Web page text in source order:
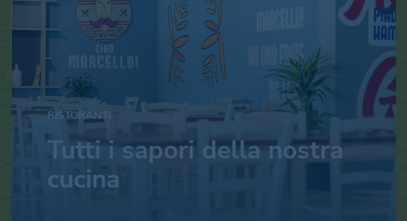
RISTORANTI
Tutti i sapori della nostra
cucina